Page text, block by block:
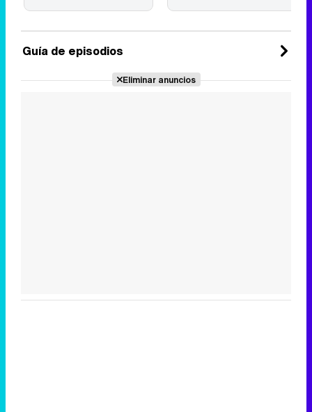
Guía de episodios
Eliminar anuncios